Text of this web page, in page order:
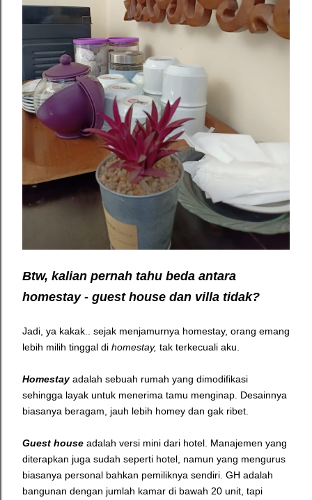
Btw, kalian pernah tahu beda antara
homestay - guest house dan villa tidak?
Jadi, ya kakak.. sejak menjamurnya homestay, orang emang
lebih milih tinggal di homestay, tak terkecuali aku.
Homestayadalah sebuah rumah yang dimodifikasi
sehingga layak untuk menerima tamu menginap. Desainnya
biasanya beragam, jauh lebih homey dan gak ribet.
Guest house adalah versi mini dari hotel. Manajemen yang
diterapkan juga sudah seperti hotel, namun yang mengurus
biasanya personal bahkan pemiliknya sendiri. GH adalah
bangunan dengan jumlah kamar di bawah 20 unit, tapi